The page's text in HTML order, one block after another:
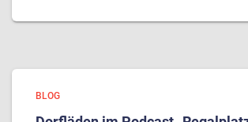
BLOG